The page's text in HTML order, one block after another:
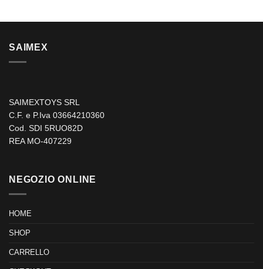
SAIMEX
SAIMEXTOYS SRL
C.F. e P.Iva 03664210360
Cod. SDI 5RUO82D
REA MO-407229
NEGOZIO ONLINE
HOME
SHOP
CARRELLO